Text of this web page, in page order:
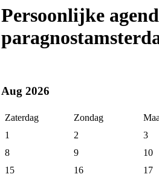
Persoonlijke
Aug 2026
Zaterdag Zondag
1
2
3
8
9
10
15
16
17